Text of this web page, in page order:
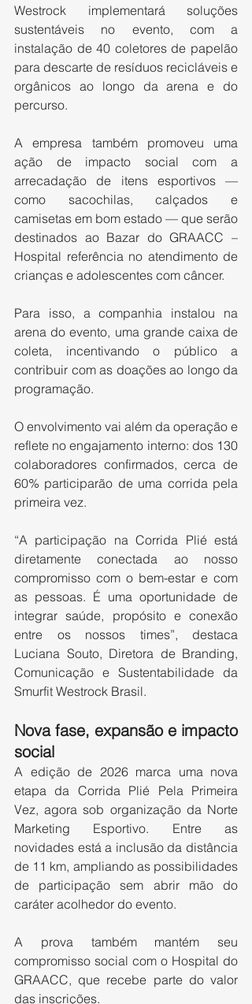
Westrock implementará soluções
sustentáveis no evento, com a
instalação de 40 coletores de papelão
para descarte de resíduos recicláveis e
orgânicos ao longo da arena e do
percurso.
A empresa também promoveu uma
ação de impacto social com a
arrecadação de itens esportivos —
como sacochilas, calçados e
camisetas em bom estado — que serão
destinados ao Bazar do GRAACC –
Hospital referência no atendimento de
crianças e adolescentes com câncer.
Para isso, a companhia instalou na
arena do evento, uma grande caixa de
coleta, incentivando o público a
contribuir com as doações ao longo da
programação.
O envolvimento vai além da operação e
reflete no engajamento interno: dos 130
colaboradores confirmados, cerca de
60% participarão de uma corrida pela
primeira vez.
“A participação na Corrida Plié está
diretamente conectada ao nosso
compromisso com o bem-estar e com
as pessoas. É uma oportunidade de
integrar saúde, propósito e conexão
entre os nossos times”, destaca
Luciana Souto, Diretora de Branding,
Comunicação e Sustentabilidade da
Smurfit Westrock Brasil.
Nova fase, expansão e impacto
social
A edição de 2026 marca uma nova
etapa da Corrida Plié Pela Primeira
Vez, agora sob organização da Norte
Marketing Esportivo. Entre as
novidades está a inclusão da distância
de 11 km, ampliando as possibilidades
de participação sem abrir mão do
caráter acolhedor do evento.
A prova também mantém seu
compromisso social com o Hospital do
GRAACC, que recebe parte do valor
das inscrições.